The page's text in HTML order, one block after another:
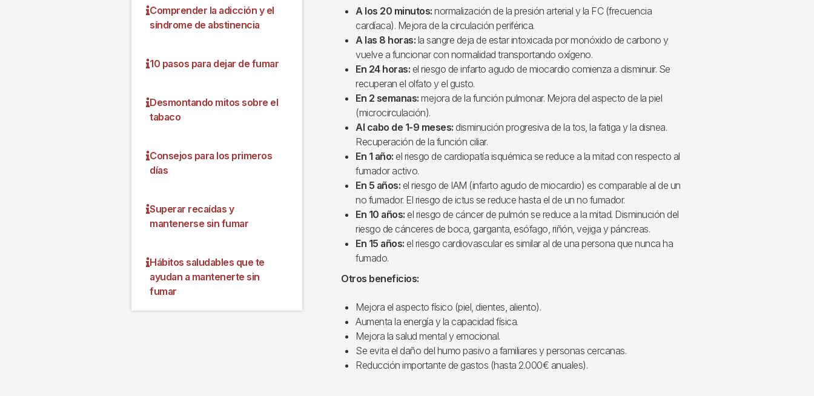
Comprender la adicción y el
síndrome de abstinencia
10 pasos para dejar de fumar
Desmontando mitos sobre el
tabaco
Consejos para los primeros
días
Superar recaídas y
mantenerse sin fumar
Hábitos saludables que te
ayudan a mantenerte sin
fumar
A los 20 minutos: normalización de la presión arterial y la FC (frecuencia
cardíaca). Mejora de la circulación periférica.
A las 8 horas: la sangre deja de estar intoxicada por monóxido de carbono y
vuelve a funcionar con normalidad transportando oxígeno.
En 24 horas: el riesgo de infarto agudo de miocardio comienza a disminuir. Se
recuperan el olfato y el gusto.
En 2 semanas: mejora de la función pulmonar. Mejora del aspecto de la piel
(microcirculación).
Al cabo de 1-9 meses: disminución progresiva de la tos, la fatiga y la disnea.
Recuperación de la función ciliar.
En 1 año: el riesgo de cardiopatía isquémica se reduce a la mitad con respecto al
fumador activo.
En 5 años: el riesgo de IAM (infarto agudo de miocardio) es comparable al de un
no fumador. El riesgo de ictus se reduce hasta el de un no fumador.
En 10 años: el riesgo de cáncer de pulmón se reduce a la mitad. Disminución del
riesgo de cánceres de boca, garganta, esófago, riñón, vejiga y páncreas.
En 15 años: el riesgo cardiovascular es similar al de una persona que nunca ha
fumado.
Otros beneficios:
Mejora el aspecto físico (piel, dientes, aliento).
Aumenta la energía y la capacidad física.
Mejora la salud mental y emocional.
Se evita el daño del humo pasivo a familiares y personas cercanas.
Reducción importante de gastos (hasta 2.000€ anuales).